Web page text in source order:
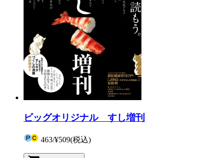
ビッグオリジナル すし増刊
463/¥509(税込)